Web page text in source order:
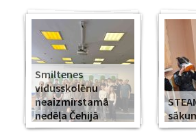
Smiltenes
vidusskolēnu
neaizmirstamā
nedēļa Čehijā